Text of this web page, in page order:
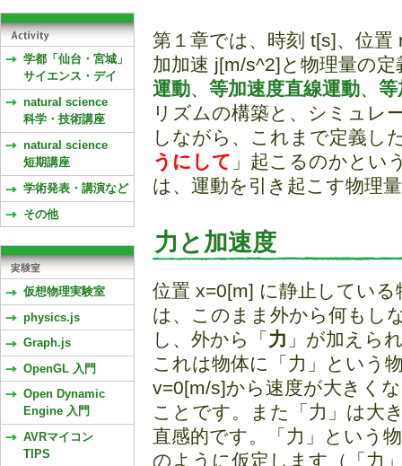
第１章では、時刻 t[s]、位
加加速 j[m/s^2]と物理量の
運動、 等加速度直線運動、 等
リズムの構築と、シミュレ
しながら、これまで定義し
うにして 」起こるのかとい
は、運動を引き起こす物理
力と加速度
位置 x=0[m] に静止してい
は、このまま外から何もし
し、外から「 力 」が加えら
これは物体に「力」という
v=0[m/s]から速度が大きく
ことです。また「力」は大
直感的です。「力」という
のように仮定します（「力
学都「仙台・宮城」
サイエンス・デイ
natural science
科学・技術講座
natural science
短期講座
学術発表・講演など
その他
仮想物理実験室
physics.js
Graph.js
OpenGL 入門
Open Dynamic
Engine 入門
AVRマイコン
TIPS